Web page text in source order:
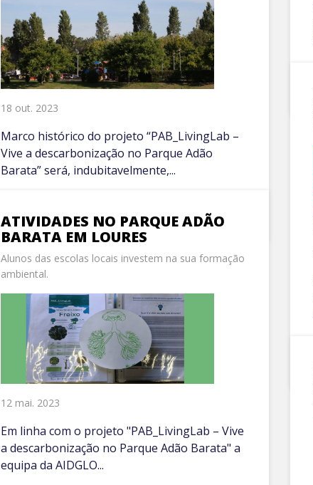
18 out. 2023
Marco histórico do projeto “PAB_LivingLab –
Vive a descarbonização no Parque Adão
Barata” será, indubitavelmente,...
ATIVIDADES NO PARQUE ADÃO
BARATA EM LOURES
Alunos das escolas locais investem na sua formação
ambiental.
12 mai. 2023
Em linha com o projeto "PAB_LivingLab – Vive
a descarbonização no Parque Adão Barata" a
equipa da AIDGLO...